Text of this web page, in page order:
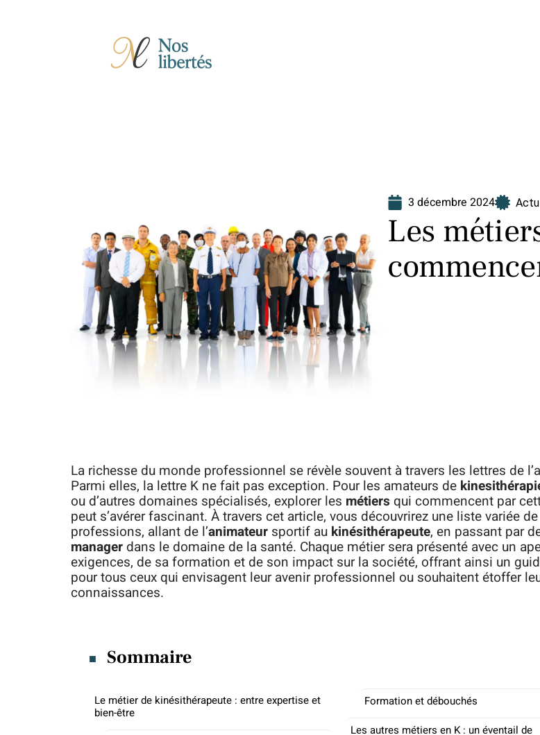
3 décembre 2024 Actu
Les
La richesse du monde professionnel se révèle souvent à travers les lettres de
Parmi elles, la lettre K ne fait pas exception. Pour les amateurs de
ou d’autres domaines spécialisés, explorer les métiers qui commencent par
peut s’avérer fascinant. À travers cet article, vous découvrirez une liste variée de
professions, allant de l’animateur sportif au kinésithérapeute, en passant par
manager dans le domaine de la santé. Chaque métier sera présenté avec un
exigences, de sa formation et de son impact sur la société, offrant ainsi un
pour tous ceux qui envisagent leur avenir professionnel ou souhaitent étoffer
connaissances.
Sommaire
Le métier de kinésithérapeute : entre expertise et
bien-être
Formation et débouchés
Les autres métiers en K : un éventail de